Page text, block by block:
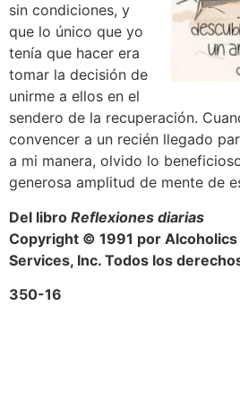
sin condiciones, y
que lo único que yo
tenía que hacer era
tomar la decisión de
unirme a ellos en el
sendero de la recuperación.
convencer a un recién llegado
a mi manera, olvido lo
generosa amplitud de mente de
Del libro Reflexiones diarias
Copyright © 1991 por
Services, Inc. Todos los
350-16